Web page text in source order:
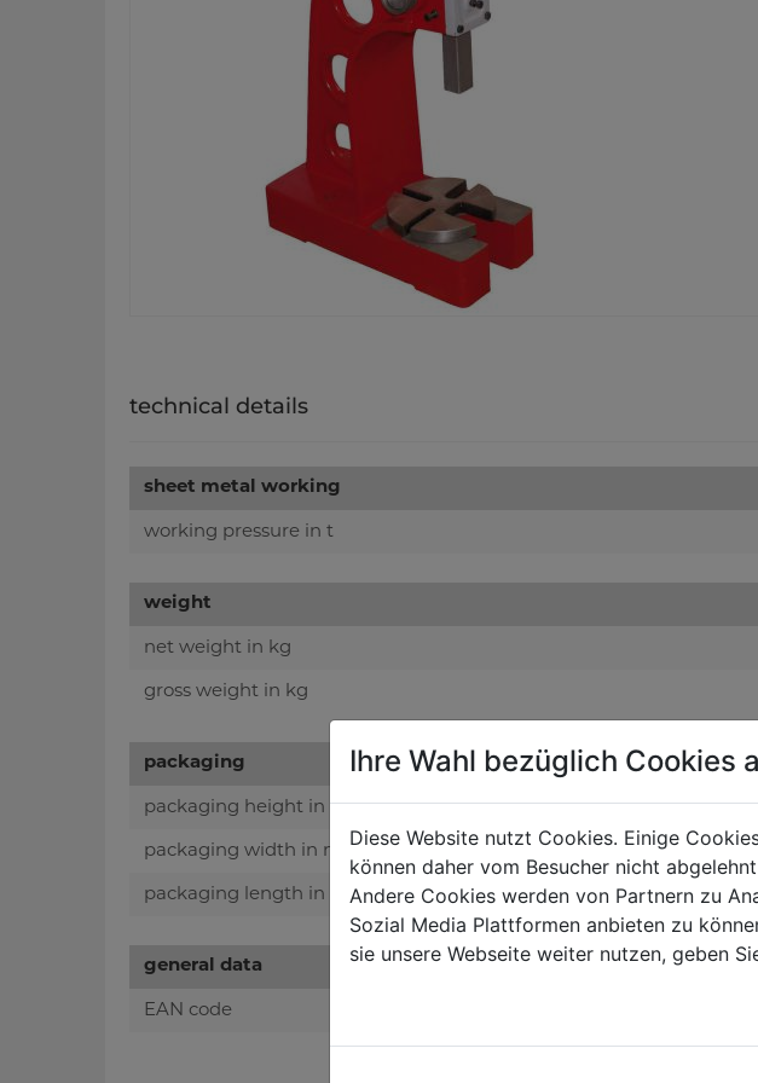
technical details
sheet metal working
working pressure in t
weight
net weight in kg
gross weight in kg
packaging
packaging height in mm
packaging width in mm
packaging length in mm
general data
EAN code
Ihre Wahl bezüglich Cookies
Diese Website nutzt Cookies. Einige
können daher vom Besucher nicht
Andere Cookies werden von Partnern zu
Sozial Media Plattformen anbieten zu
sie unsere Webseite weiter nutzen, geben